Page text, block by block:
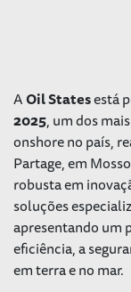
AOil Statesestá
2025, um dos
onshore no país,
Partage, em
robusta em
soluções
apresentando um
eficiência, a
em terra e no mar.